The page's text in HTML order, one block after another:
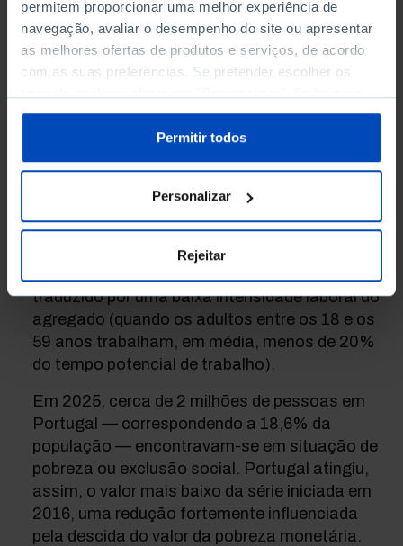
permitem proporcionar uma melhor experiência de
navegação, avaliar o desempenho do site ou apresentar
as melhores ofertas de produtos e serviços, de acordo
com as suas preferências. Se pretender escolher os
sobre cookies através da gestão de preferências ou da
Política de Cookies.
Permitir todos
Personalizar
Rejeitar
População em situação de pobreza e
exclusão social (2016-2025)
A taxa de pobreza ou exclusão social constitui
um indicador sintético utilizado pelo sistema
encontram em pelo menos uma das seguintes
situações: pobreza monetária; privação
material e social severa; ou afastamento
traduzido por uma baixa intensidade laboral do
agregado (quando os adultos entre os 18 e os
59 anos trabalham, em média, menos de 20%
do tempo potencial de trabalho).
Em 2025, cerca de 2 milhões de pessoas em
Portugal — correspondendo a 18,6% da
população — encontravam-se em situação de
pobreza ou exclusão social. Portugal atingiu,
assim, o valor mais baixo da série iniciada em
2016, uma redução fortemente influenciada
pela descida do valor da pobreza monetária.